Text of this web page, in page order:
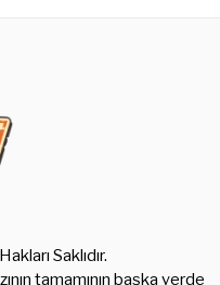
Saklıdır.
tamamının başka yerde